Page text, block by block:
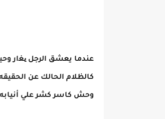
عندما يعشق الرجل ﯾﻐار
كالظلام الحالك عن
وحش كاسر كشر علي